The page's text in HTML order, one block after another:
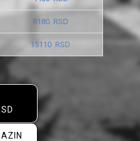
8180 RSD
15110 RSD